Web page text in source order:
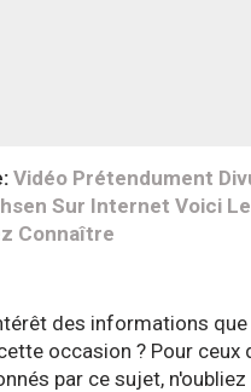
Vidéo Prétendument
Sur Internet Voici
Connaître
des informations
occasion ? Pour ceux
par ce sujet,